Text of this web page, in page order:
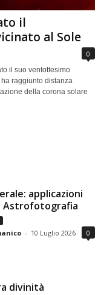
il
al Sole
0
il suo ventottesimo
raggiunto distanza
della corona solare
applicazioni
Astrofotografia
- 10 Luglio 2026 0
divinità